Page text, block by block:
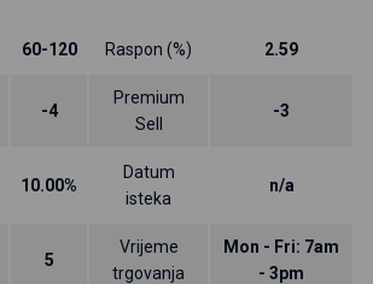
60-120 Raspon (%) 2.59
-4
Premium
Sell
-3
10.00%
Datum
isteka
n/a
5
Vrijeme
trgovanja
Mon - Fri: 7am
- 3pm